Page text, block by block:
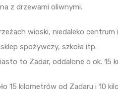
z drzewami oliwnymi.
wioski, niedaleko
spożywczy, szkoła itp.
to Zadar, oddalone o ok. 15
15 kilometrów od Zadaru i 10